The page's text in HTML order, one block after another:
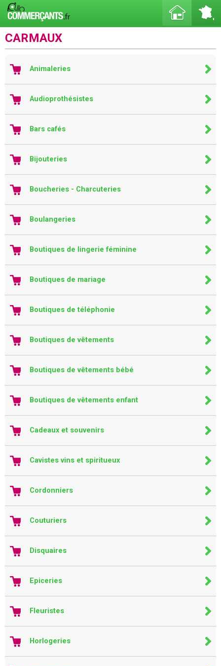
CARMAUX
Animaleries
Audioprothésistes
Bars cafés
Bijouteries
Boucheries - Charcuteries
Boulangeries
Boutiques de lingerie féminine
Boutiques de mariage
Boutiques de téléphonie
Boutiques de vêtements
Boutiques de vêtements bébé
Boutiques de vêtements enfant
Cadeaux et souvenirs
Cavistes vins et spiritueux
Cordonniers
Couturiers
Disquaires
Epiceries
Fleuristes
Horlogeries